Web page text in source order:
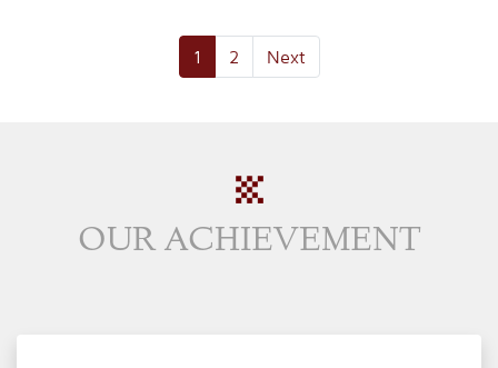
1 (current)
2 Next
OUR ACHIEVEMENT